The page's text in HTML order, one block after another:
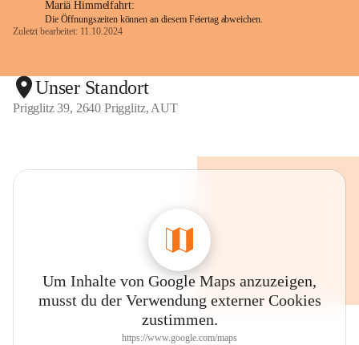
Mariä Himmelfahrt:
Die Öffnungszeiten können an diesem Feiertag abweichen.
Zuletzt bearbeitet: 11.10.2024
Unser Standort
Prigglitz 39, 2640 Prigglitz, AUT
Um Inhalte von Google Maps anzuzeigen,
musst du der Verwendung externer Cookies
zustimmen.
https://www.google.com/maps